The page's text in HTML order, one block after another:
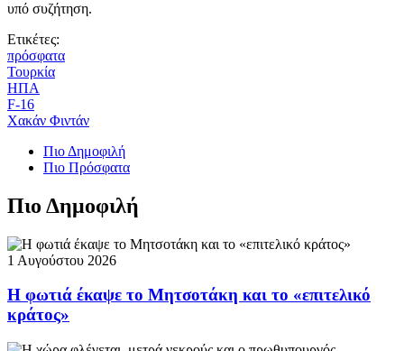
υπό συζήτηση.
Ετικέτες:
πρόσφατα
Τουρκία
ΗΠΑ
F-16
Χακάν Φιντάν
Πιο Δημοφιλή
Πιο Πρόσφατα
Πιο Δημοφιλή
1 Αυγούστου 2026
Η φωτιά έκαψε το Μητσοτάκη και το «επιτελικό
κράτος»